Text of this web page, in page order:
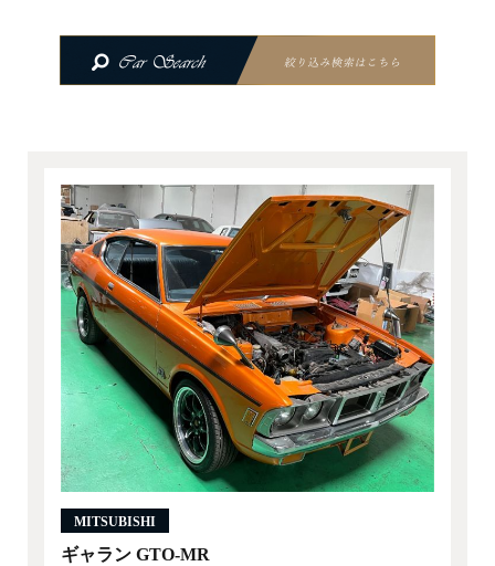
MITSUBISHI
ギャラン GTO-MR